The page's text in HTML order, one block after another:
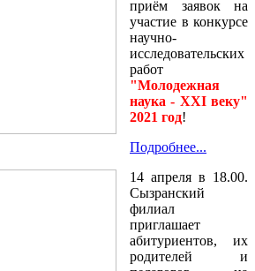
приём заявок на
участие в конкурсе
научно-
исследовательских
работ
"Молодежная
наука - XXI веку"
2021 год!
Подробнее...
14 апреля в 18.00.
Сызранский
филиал
приглашает
абитуриентов, их
родителей и